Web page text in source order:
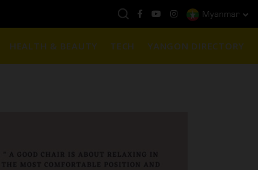
$1901 ( တစ်အောင်စလျှင် ) Myanmar
HEALTH & BEAUTY TECH YANGON DIRECTORY